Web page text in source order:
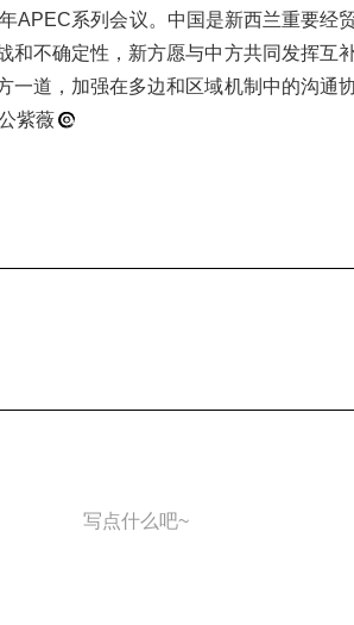
APEC系列会议。中国是新西兰重要经
和不确定性，新方愿与中方共同发挥互
一道，加强在多边和区域机制中的沟通
紫薇
写点什么吧~